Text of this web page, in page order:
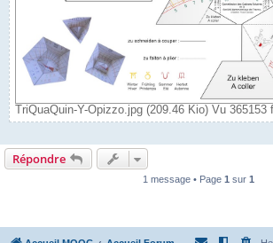
TriQuaQuin-Y-Opizzo.jpg (209.46 Kio) Vu 365153
Répondre
1 message • Page 1 sur 1